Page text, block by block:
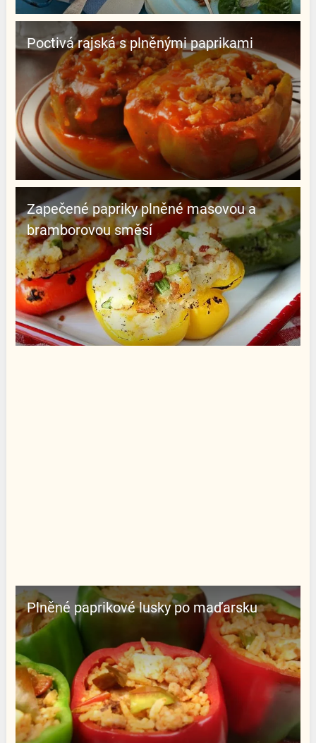
Poctivá rajská s plněnými paprikami
Zapečené papriky plněné masovou a
bramborovou směsí
Plněné paprikové lusky po maďarsku